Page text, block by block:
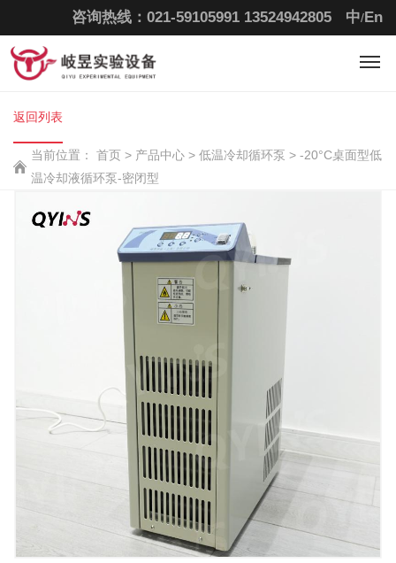
中/En
咨询热线：021-59105991 13524942805
返回列表
当前位置： 首页 > 产品中心 > 低温冷却循环泵 > -20°C桌面型低
温冷却液循环泵-密闭型